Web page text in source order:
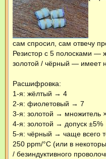
сам спросил, сам отвечу
Резистор с 5 полосками —
золотой / чёрный — имеет
Расшифровка:
1-я: жёлтый → 4
2-я: фиолетовый → 7
3-я: золотой → множитель
4-я: золотой → допуск ±5%
5-я: чёрный → чаще всего
250 ppm/°C (или в
/ безиндуктивного